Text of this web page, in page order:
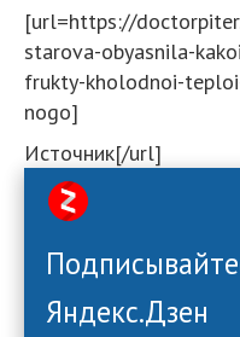
[url=https://
starova-obyasnila-
frukty-kholodnoi-
nogo]
Источник[/url]
Яндекс.Дзен